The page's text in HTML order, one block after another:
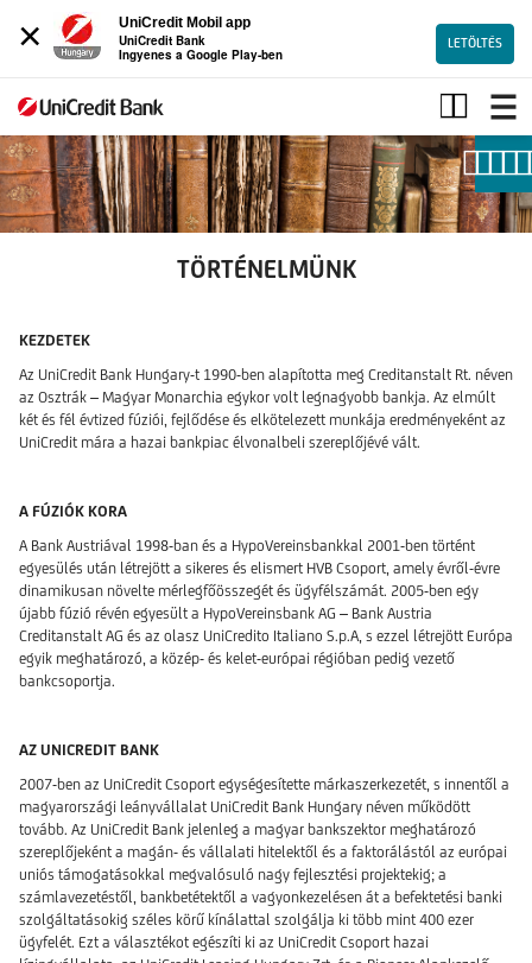
×
UniCredit Mobil app
UniCredit Bank
Ingyenes a Google Play-ben
LETÖLTÉS
TÖRTÉNELMÜNK
TÖRTÉNELMÜNK
KEZDETEK
Az UniCredit Bank Hungary-t 1990-ben alapította meg Creditanstalt Rt. néven
az Osztrák – Magyar Monarchia egykor volt legnagyobb bankja. Az elmúlt
két és fél évtized fúziói, fejlődése és elkötelezett munkája eredményeként az
UniCredit mára a hazai bankpiac élvonalbeli szereplőjévé vált.
A FÚZIÓK KORA
A Bank Austriával 1998-ban és a HypoVereinsbankkal 2001-ben történt
egyesülés után létrejött a sikeres és elismert HVB Csoport, amely évről-évre
dinamikusan növelte mérlegfőösszegét és ügyfélszámát. 2005-ben egy
újabb fúzió révén egyesült a HypoVereinsbank AG – Bank Austria
Creditanstalt AG és az olasz UniCredito Italiano S.p.A, s ezzel létrejött Európa
egyik meghatározó, a közép- és kelet-európai régióban pedig vezető
bankcsoportja.
AZ UNICREDIT BANK
2007-ben az UniCredit Csoport egységesítette márkaszerkezetét, s innentől a
magyarországi leányvállalat UniCredit Bank Hungary néven működött
tovább. Az UniCredit Bank jelenleg a magyar bankszektor meghatározó
szereplőjeként a magán- és vállalati hitelektől és a faktorálástól az európai
uniós támogatásokkal megvalósuló nagy fejlesztési projektekig; a
számlavezetéstől, bankbetétektől a vagyonkezelésen át a befektetési banki
szolgáltatásokig széles körű kínálattal szolgálja ki több mint 400 ezer
ügyfelét. Ezt a választékot egészíti ki az UniCredit Csoport hazai